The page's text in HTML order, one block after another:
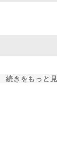
続きをもっと